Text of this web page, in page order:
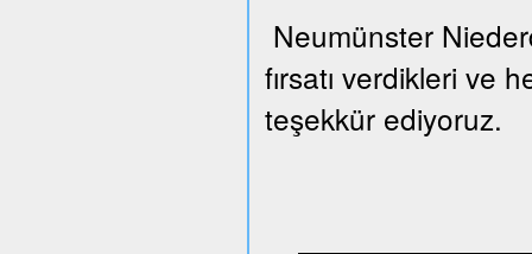
Neumünster
fırsatı verdikleri ve
teşekkür ediyoruz.